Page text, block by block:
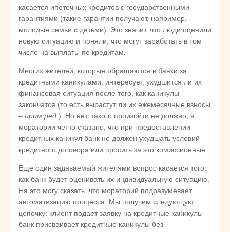
касается ипотечных кредитов с государственными
гарантиями (такие гарантии получают, например,
молодые семьи с детьми). Это значит, что люди оценили
новую ситуацию и поняли, что могут заработать в том
числе на выплаты по кредитам.
Многих жителей, которые обращаются в банки за
кредитными каникулами, интересует, ухудшится ли их
финансовая ситуация после того, как каникулы
закончатся (то есть вырастут ли их ежемесячные взносы
– прим.ред. ). Но нет, такого произойти не должно, в
моратории четко сказано, что при предоставлении
кредитных каникул банк не должен ухудшать условий
кредитного договора или просить за это комиссионные.
Еще один задаваемый жителями вопрос касается того,
как банк будет оценивать их индивидуальную ситуацию.
На это могу сказать, что мораторий подразумевает
автоматизацию процесса. Мы получим следующую
цепочку: клиент подает заявку на кредитные каникулы –
банк присваивает кредитные каникулы без